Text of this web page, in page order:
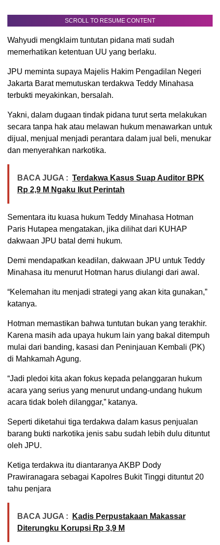
SCROLL TO RESUME CONTENT
Wahyudi mengklaim tuntutan pidana mati sudah
memerhatikan ketentuan UU yang berlaku.
JPU meminta supaya Majelis Hakim Pengadilan Negeri
Jakarta Barat memutuskan terdakwa Teddy Minahasa
terbukti meyakinkan, bersalah.
Yakni, dalam dugaan tindak pidana turut serta melakukan
secara tanpa hak atau melawan hukum menawarkan untuk
dijual, menjual menjadi perantara dalam jual beli, menukar
dan menyerahkan narkotika.
BACA JUGA : Terdakwa Kasus Suap Auditor BPK
Rp 2,9 M Ngaku Ikut Perintah
Sementara itu kuasa hukum Teddy Minahasa Hotman
Paris Hutapea mengatakan, jika dilihat dari KUHAP
dakwaan JPU batal demi hukum.
Demi mendapatkan keadilan, dakwaan JPU untuk Teddy
Minahasa itu menurut Hotman harus diulangi dari awal.
“Kelemahan itu menjadi strategi yang akan kita gunakan,”
katanya.
Hotman memastikan bahwa tuntutan bukan yang terakhir.
Karena masih ada upaya hukum lain yang bakal ditempuh
mulai dari banding, kasasi dan Peninjauan Kembali (PK)
di Mahkamah Agung.
“Jadi pledoi kita akan fokus kepada pelanggaran hukum
acara yang serius yang menurut undang-undang hukum
acara tidak boleh dilanggar,” katanya.
Seperti diketahui tiga terdakwa dalam kasus penjualan
barang bukti narkotika jenis sabu sudah lebih dulu dituntut
oleh JPU.
Ketiga terdakwa itu diantaranya AKBP Dody
Prawiranagara sebagai Kapolres Bukit Tinggi dituntut 20
tahu penjara
BACA JUGA :
Kadis Perpustakaan Makassar
Diterungku Korupsi Rp 3,9 M